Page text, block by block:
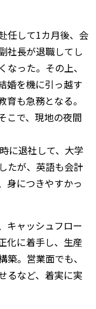
任して1カ月後、会
社長が退職してし
なった。その上、
婚を機に引っ越す
も急務となる。
こで、現地の夜間
に退社して、大学
たが、英語も会計
身につきやすかっ
キャッシュフロー
化に着手し、生産
。営業面でも、
るなど、着実に実